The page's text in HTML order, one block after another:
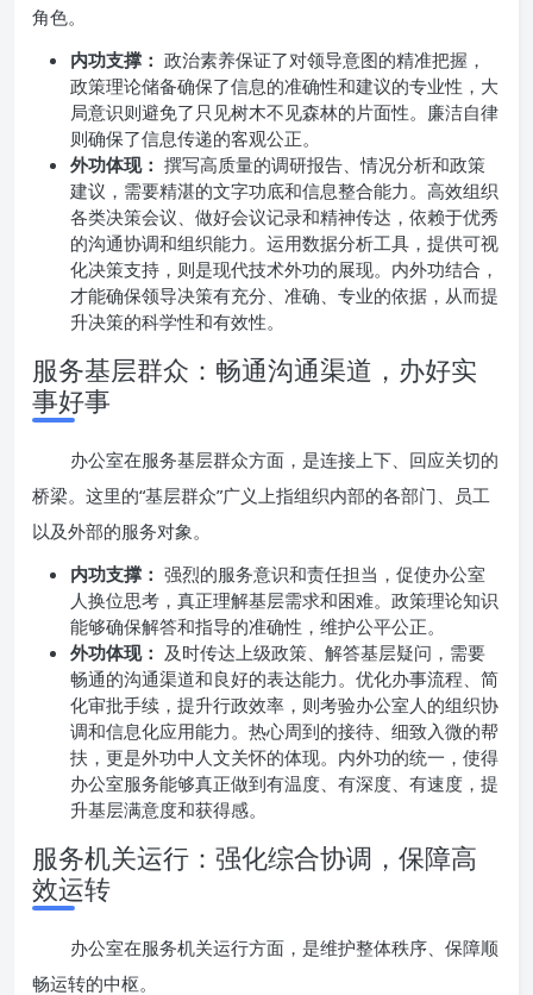
角色。
内功支撑： 政治素养保证了对领导意图的精准把握，
政策理论储备确保了信息的准确性和建议的专业性，大
局意识则避免了只见树木不见森林的片面性。廉洁自律
则确保了信息传递的客观公正。
外功体现： 撰写高质量的调研报告、情况分析和政策
建议，需要精湛的文字功底和信息整合能力。高效组织
各类决策会议、做好会议记录和精神传达，依赖于优秀
的沟通协调和组织能力。运用数据分析工具，提供可视
化决策支持，则是现代技术外功的展现。内外功结合，
才能确保领导决策有充分、准确、专业的依据，从而提
升决策的科学性和有效性。
服务基层群众：畅通沟通渠道，办好实
事好事
办公室在服务基层群众方面，是连接上下、回应关切的
桥梁。这里的“基层群众”广义上指组织内部的各部门、员工
以及外部的服务对象。
内功支撑： 强烈的服务意识和责任担当，促使办公室
人换位思考，真正理解基层需求和困难。政策理论知识
能够确保解答和指导的准确性，维护公平公正。
外功体现： 及时传达上级政策、解答基层疑问，需要
畅通的沟通渠道和良好的表达能力。优化办事流程、简
化审批手续，提升行政效率，则考验办公室人的组织协
调和信息化应用能力。热心周到的接待、细致入微的帮
扶，更是外功中人文关怀的体现。内外功的统一，使得
办公室服务能够真正做到有温度、有深度、有速度，提
升基层满意度和获得感。
服务机关运行：强化综合协调，保障高
效运转
办公室在服务机关运行方面，是维护整体秩序、保障顺
畅运转的中枢。